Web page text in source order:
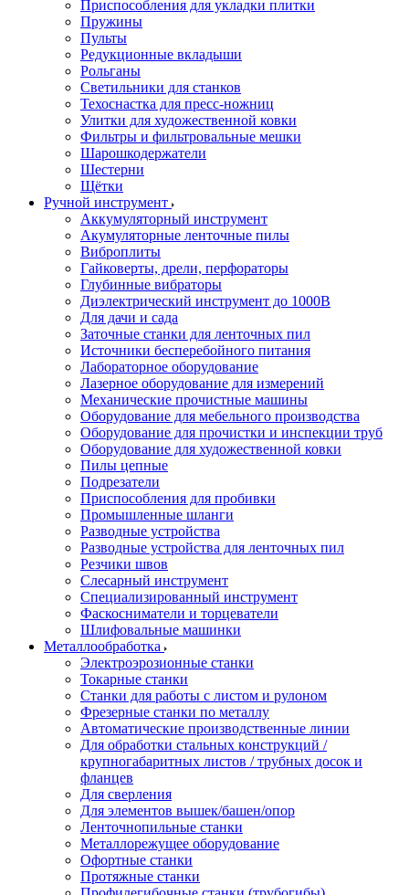
Приспособления для укладки плитки
Пружины
Пульты
Редукционные вкладыши
Рольганы
Светильники для станков
Техоснастка для пресс-ножниц
Улитки для художественной ковки
Фильтры и фильтровальные мешки
Шарошкодержатели
Шестерни
Щётки
Ручной инструмент
Аккумуляторный инструмент
Акумуляторные ленточные пилы
Виброплиты
Гайковерты, дрели, перфораторы
Глубинные вибраторы
Диэлектрический инструмент до 1000В
Для дачи и сада
Заточные станки для ленточных пил
Источники бесперебойного питания
Лабораторное оборудование
Лазерное оборудование для измерений
Механические прочистные машины
Оборудование для мебельного производства
Оборудование для прочистки и инспекции труб
Оборудование для художественной ковки
Пилы цепные
Подрезатели
Приспособления для пробивки
Промышленные шланги
Разводные устройства
Разводные устройства для ленточных пил
Резчики швов
Слесарный инструмент
Специализированный инструмент
Фаскосниматели и торцеватели
Шлифовальные машинки
Металлообработка
Электроэрозионные станки
Токарные станки
Станки для работы с листом и рулоном
Фрезерные станки по металлу
Автоматические производственные линии
Для обработки стальных конструкций /
крупногабаритных листов / трубных досок и
фланцев
Для сверления
Для элементов вышек/башен/опор
Ленточнопильные станки
Металлорежущее оборудование
Офортные станки
Протяжные станки